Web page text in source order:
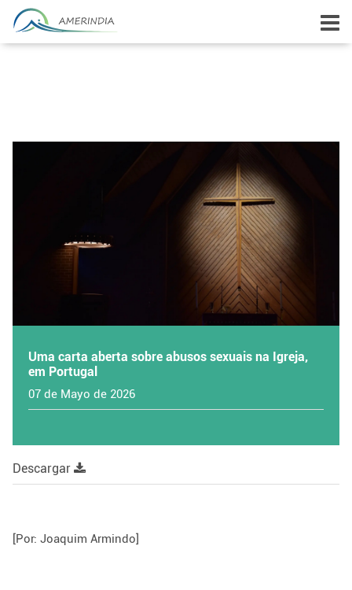
Uma carta aberta sobre abusos sexuais na Igreja,
em Portugal
07 de Mayo de 2026
Descargar
[Por: Joaquim Armindo]